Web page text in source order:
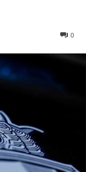
0